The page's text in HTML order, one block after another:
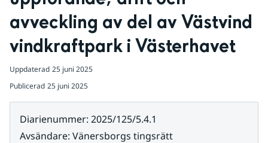
avveckling av del av Västvind
vindkraftpark i Västerhavet
Uppdaterad 25 juni 2025
Publicerad 25 juni 2025
Diarienummer: 2025/125/5.4.1
Avsändare: Vänersborgs tingsrätt